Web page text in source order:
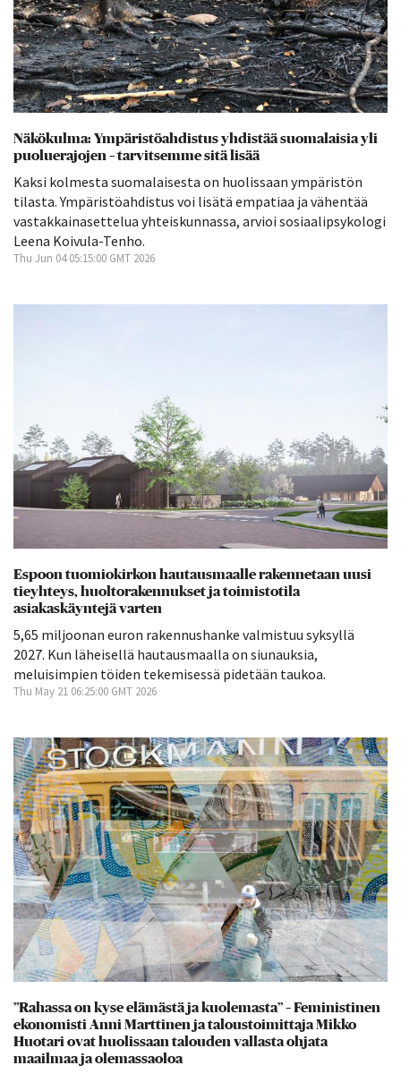
Näkökulma: Ympäristöahdistus yhdistää suomalaisia yli
puoluerajojen – tarvitsemme sitä lisää
Kaksi kolmesta suomalaisesta on huolissaan ympäristön
tilasta. Ympäristöahdistus voi lisätä empatiaa ja vähentää
vastakkainasettelua yhteiskunnassa, arvioi sosiaalipsykologi
Leena Koivula-Tenho.
Thu Jun 04 05:15:00 GMT 2026
Espoon tuomiokirkon hautausmaalle rakennetaan uusi
tieyhteys, huoltorakennukset ja toimistotila
asiakaskäyntejä varten
5,65 miljoonan euron rakennushanke valmistuu syksyllä
2027. Kun läheisellä hautausmaalla on siunauksia,
meluisimpien töiden tekemisessä pidetään taukoa.
Thu May 21 06:25:00 GMT 2026
”Rahassa on kyse elämästä ja kuolemasta” – Feministinen
ekonomisti Anni Marttinen ja taloustoimittaja Mikko
Huotari ovat huolissaan talouden vallasta ohjata
maailmaa ja olemassaoloa